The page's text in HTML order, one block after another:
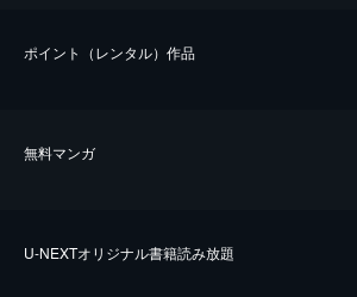
ポイント（レンタル）作品
無料マンガ
U-NEXTオリジナル書籍読み放題